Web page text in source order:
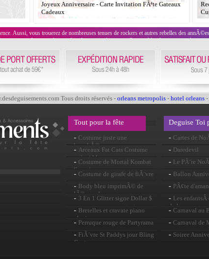
Joyeux Anniversaire - Carte Invitation FÃªte Gateaux
Cadeaux
Aussi, vous trouerez de nombreuses tenues de rockers et autres rebelles des
qui nous feront replonger dans les trente glorieuses. Sans oublier les costumes
Tous droits réservés - orleans metropolis- hotel orleans-
Tout pour la fête
- Costume juste une
bouchÃ©e
- Arceaux Fat Cats Costume
noir et blanc
- Costume de Mortal Kombat
Scorpion
- Costume de girafe de fiÃ¨vre
- Body bleu imprimÃ© de
lÃ©opard
- 3 En 1 Glitter signe Dollar $
rappeur anneaux argent
- Bretelles et cravate piano
clavier
- Perruque rouge de Partyrama
- FiÃ¨vre St Paddys jour Bling
Costume
Deguise Toi
- Cartes de
- Daredevil
- Le PÃ¨re
- Ballon
- PÃ¢te
- Les enfantsÂ
de la peur
- Carnaval au
- Carnaval de
- Soiree